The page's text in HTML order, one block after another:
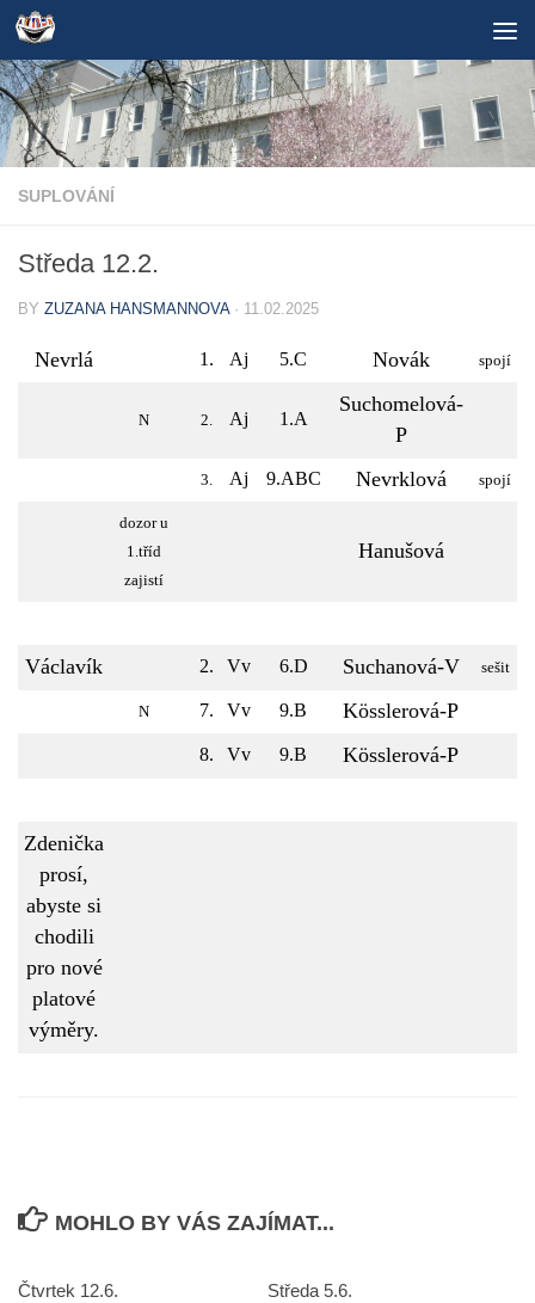
Skip to content
SUPLOVÁNÍ
Středa 12.2.
BY ZUZANA HANSMANNOVA · 11.02.2025
Nevrlá 1. Aj 5.C Novák spojí
N 2. Aj 1.A
Suchomelová-
P
3. Aj 9.ABC Nevrklová spojí
dozor u
1.tříd
zajistí
Hanušová
Václavík 2. Vv 6.D Suchanová-V sešit
N 7. Vv 9.B Kösslerová-P
8. Vv 9.B Kösslerová-P
Zdenička
prosí,
abyste si
chodili
pro nové
platové
výměry.
MOHLO BY VÁS ZAJÍMAT...
Čtvrtek 12.6. Středa 5.6.